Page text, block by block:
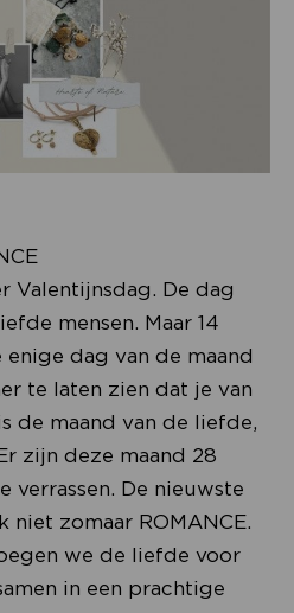
Valentijnsdag. De dag
mensen. Maar 14
dag van de maand
te laten zien dat je van
de maand van de liefde,
zijn deze maand 28
verrassen. De nieuwste
zomaar ROMANCE.
we de liefde voor
in een prachtige